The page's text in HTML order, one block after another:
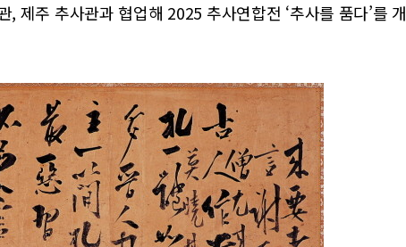
제주 추사관과 협업해 2025 추사연합전 ‘추사를 품다’를 개